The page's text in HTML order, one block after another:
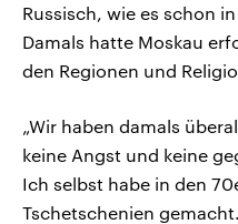
Russisch, wie es schon
Damals hatte Moskau
den Regionen und
„Wir haben damals
keine Angst und keine
Ich selbst habe in den
Tschetschenien